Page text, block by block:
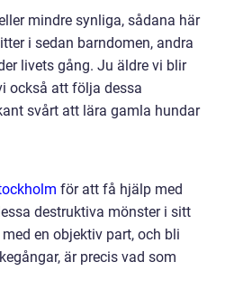
mindre synliga, sådana här
i sedan barndomen, andra
livets gång. Ju äldre vi blir
också att följa dessa
svårt att lära gamla hundar
för att få hjälp med
destruktiva mönster i sitt
en objektiv part, och bli
är precis vad som